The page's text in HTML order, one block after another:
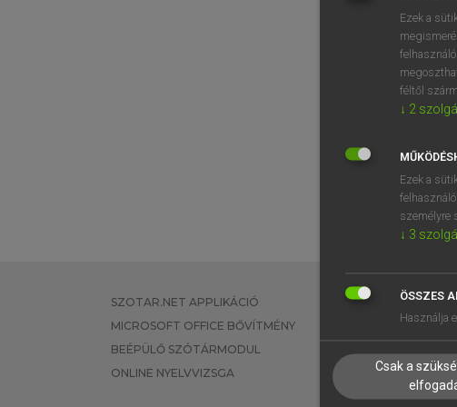
SZOTAR.NET APPLIKÁCIÓ
MICROSOFT OFFICE BŐVÍTMÉNY
BEÉPÜLŐ SZÓTÁRMODUL
ONLINE NYELVVIZSGA
EGYÉNI
TANULÓKNAK
VÁLLALATI
Ezek a
féltől
↓ 2
Ezek a
személyre
↓ 3
ÖSSZES
Használja
Csak a